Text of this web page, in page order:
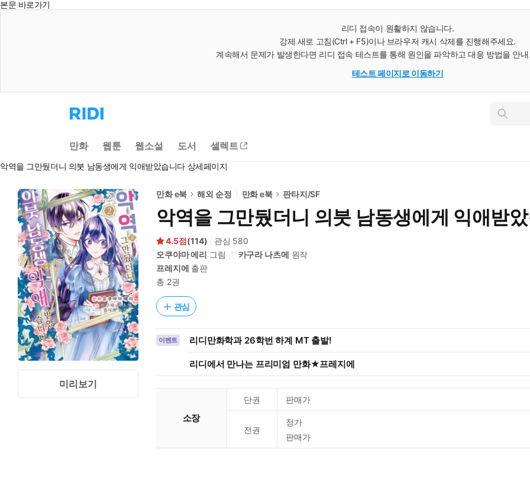
본문 바로가기
리디 접속이 원활하지 않습니다.
강제 새로 고침(Ctrl + F5)이나 브라우저 캐시 삭제를 진행해주세요.
계속해서 문제가 발생한다면 리디 접속 테스트를 통해 원인을 파악하고 대응 방법을 안
테스트 페이지로 이동하기
리
디
으
로
동
인
만화 웹툰 웹소설 도서 셀렉트
악역을 그만뒀더니 의붓 남동생에게 익애받았습니다 상세페이지
미리보기
만화 e북 해외 순정 만화 e북 판타지/SF
악역을 그만뒀더니 의붓 남동생에게 익애받
4.5 (114) 관심 580
오쿠야마 에리 그림 카구라 나츠메 원작
프레지에 출판
총 2권
관심
이벤트 리디만화학과 26학번 하계 MT 출발!
리디에서 만나는 프리미엄 만화★프레지에
소장
단권 판매가
전권
정가
판매가